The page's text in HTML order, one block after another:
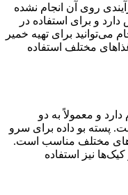
روی آن انجام نشده
و برای استفاده در
برای تهیه خمیر
مختلف استفاده
و معمولاً به دو
پسته بو داده برای سرو
مختلف مناسب است.
نیز استفاده